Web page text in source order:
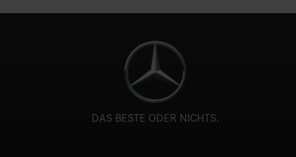
DAS BESTE ODER NICHTS.